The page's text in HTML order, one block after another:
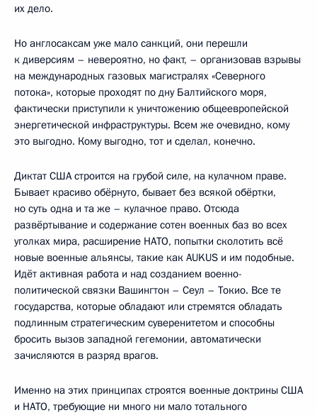
их дело.
Но англосаксам уже мало санкций, они перешли
к диверсиям – невероятно, но факт, – организовав взрывы
на международных газовых магистралях «Северного
потока», которые проходят по дну Балтийского моря,
фактически приступили к уничтожению общеевропейской
энергетической инфраструктуры. Всем же очевидно, кому
это выгодно. Кому выгодно, тот и сделал, конечно.
Диктат США строится на грубой силе, на кулачном праве.
Бывает красиво обёрнуто, бывает без всякой обёртки,
но суть одна и та же – кулачное право. Отсюда
развёртывание и содержание сотен военных баз во всех
уголках мира, расширение НАТО, попытки сколотить всё
новые военные альянсы, такие как AUKUS и им подобные.
Идёт активная работа и над созданием военно-
политической связки Вашингтон – Сеул – Токио. Все те
государства, которые обладают или стремятся обладать
подлинным стратегическим суверенитетом и способны
бросить вызов западной гегемонии, автоматически
зачисляются в разряд врагов.
Именно на этих принципах строятся военные доктрины США
и НАТО, требующие ни много ни мало тотального